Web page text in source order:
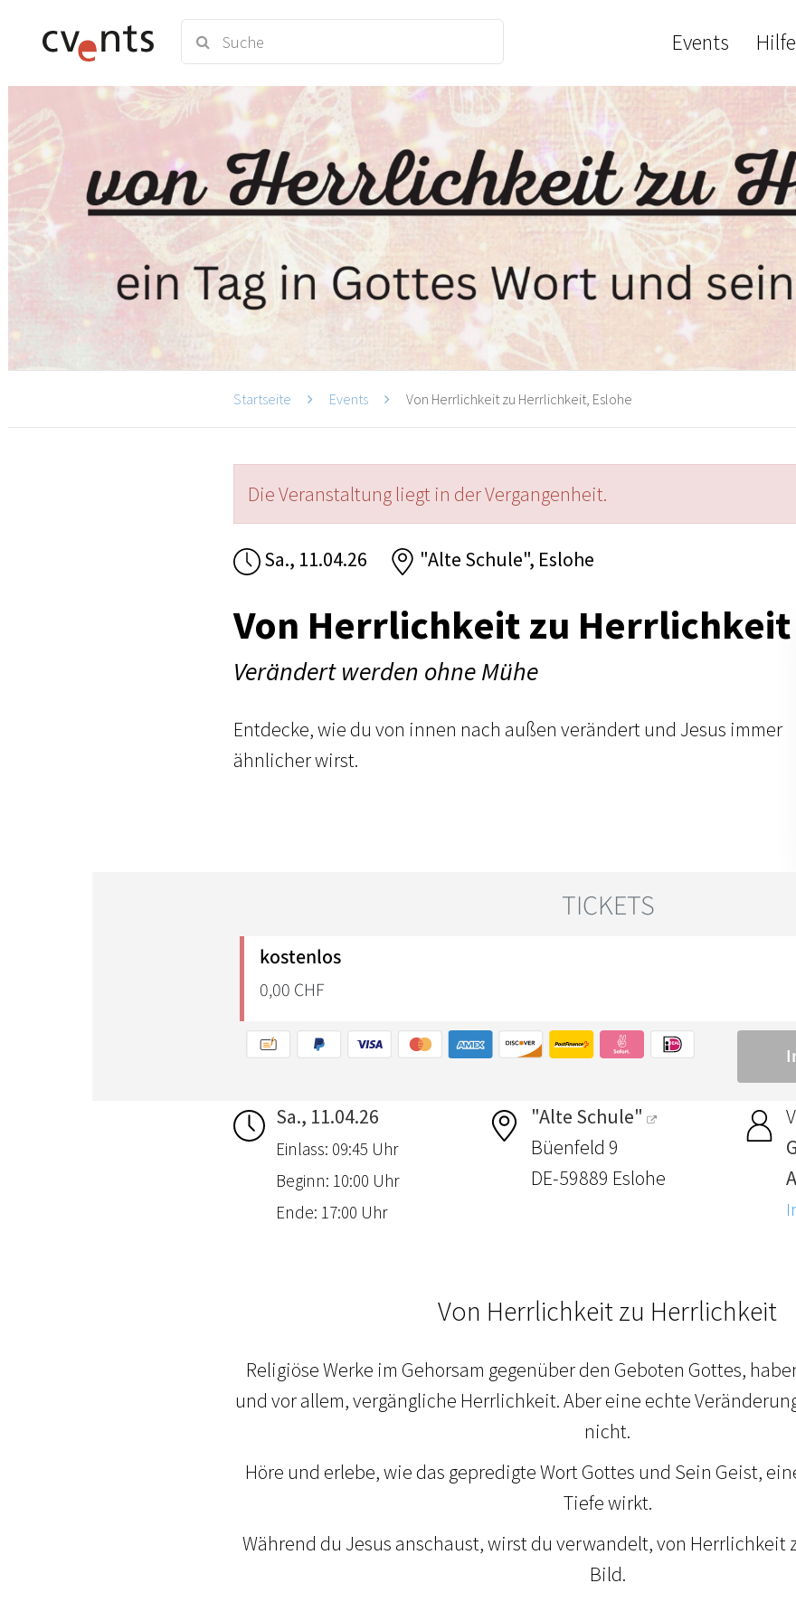
Events
Startseite Events Von Herrlichkeit zu Herrlichkeit, Eslohe
Die Veranstaltung liegt in der Vergangenheit.
Sa., 11.04.26 "Alte Schule", Eslohe
Von Herrlichkeit zu Herrlichkeit
Verändert werden ohne Mühe
Entdecke, wie du von innen nach außen verändert und Jesus immer
ähnlicher wirst.
Sa., 11.04.26
Einlass: 09:45 Uhr
Beginn: 10:00 Uhr
Ende: 17:00 Uhr
"Alte Schule"
Büenfeld 9
DE-59889 Eslohe
Von Herrlichkeit zu Herrlichkeit
Religiöse Werke im Gehorsam gegenüber den Geboten Gottes,
und vor allem, vergängliche Herrlichkeit. Aber eine echte
nicht.
Höre und erlebe, wie das gepredigte Wort Gottes und Sein Geist,
Tiefe wirkt.
Während du Jesus anschaust, wirst du verwandelt, von Herrlichkeit
Bild.